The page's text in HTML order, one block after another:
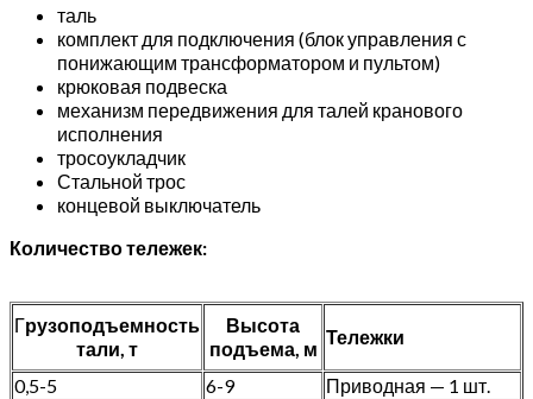
таль
комплект для подключения (блок управления с
понижающим трансформатором и пультом)
крюковая подвеска
механизм передвижения для талей кранового
исполнения
тросоукладчик
Стальной трос
концевой выключатель
Количество тележек:
Грузоподъемность
тали, т
Высота
подъема, м
Тележки
0,5-5 6-9
Приводная — 1 шт.